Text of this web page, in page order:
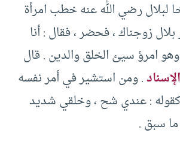
لبلال رضي الله عنه خطب امرأة
زوجناك ، فحضر ، فقال : أنا
امرؤ سيئ الخلق والدين . قال
الإسناد. ومن استشير في أمر نفسه
كقوله : عندي شح ، وخلقي شديد
سبق .